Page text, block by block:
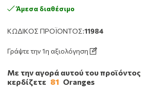
ΚΩΔΙΚΌΣ ΠΡΟΪΌΝΤΟΣ:11984
Γράψτε την 1η αξιολόγηση
Άμεσα διαθέσιμο
Με την αγορά αυτού του προϊόντος
κερδίζετε 81 Oranges